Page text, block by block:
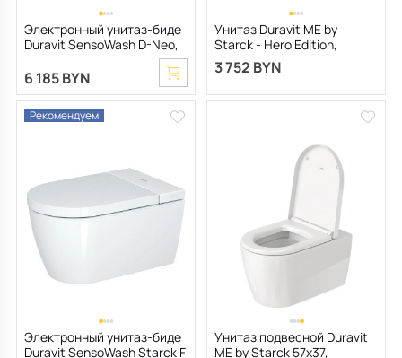
Электронный унитаз-биде
Duravit SensoWash D-Neo,
6 185 BYN
Унитаз Duravit ME by
Starck - Hero Edition,
DuraShield®, DuraFlush®, с
сиденьем
3 752 BYN
Рекомендуем
Электронный унитаз-биде
Duravit SensoWash Starck F
Унитаз подвесной Duravit
ME by Starck 57х37,